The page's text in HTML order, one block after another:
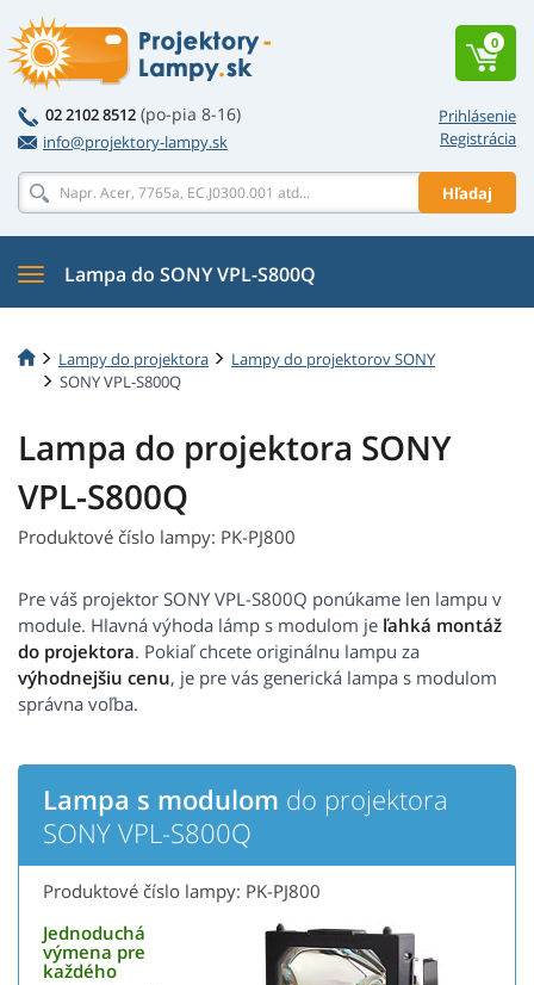
Prihlásenie
Registrácia
02 2102 8512 (po-pia 8-16)
info@projektory-lampy.sk
Hľadaj
0
Lampa do SONY VPL-S800Q
Lampy do projektora
Lampy do projektorov SONY
SONY VPL-S800Q
Lampa do projektora SONY
VPL-S800Q
Produktové číslo lampy: PK-PJ800
Pre váš projektor SONY VPL-S800Q ponúkame len lampu v
module. Hlavná výhoda lámp s modulom je ľahká montáž
do projektora. Pokiaľ chcete originálnu lampu za
výhodnejšiu cenu, je pre vás generická lampa s modulom
správna voľba.
Lampa s modulom do projektora
SONY VPL-S800Q
Produktové číslo lampy: PK-PJ800
Jednoduchá
výmena pre
každého